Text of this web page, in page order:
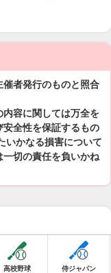
者発行のものと照合
容に関しては万全を
全性を保証するもの
いかなる損害について
切の責任を負いかね
高校野球 侍ジャパン